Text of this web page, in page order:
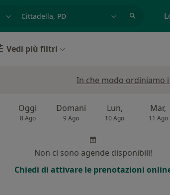
Vedi più filtri
In che modo ordiniamo
Oggi
8 Ago
Domani
9 Ago
Lun,
10 Ago
Mar,
11 Ago
Non ci sono agende disponibili!
Chiedi di attivare le prenotazioni